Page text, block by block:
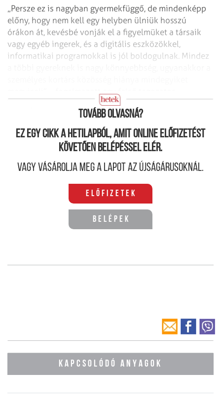
„Persze ez is nagyban gyermekfüggő, de mindenképp
előny, hogy nem kell egy helyben ülniük hosszú
órákon át, kevésbé vonják el a figyelmüket a társaik
vagy egyéb ingerek, és a digitális eszközökkel,
informatikai programokkal is jól boldogulnak. Mindez
Tovább olvasná?
Ez egy cikk a hetilapból, amit online előfizetést
követően belépéssel elér.
Vagy vásárolja meg a lapot az újságárusoknál.
Előfizetek
Belépek
KAPCSOLÓDÓ ANYAGOK